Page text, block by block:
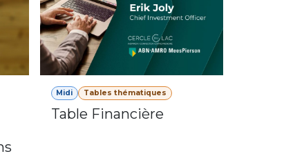
Midi Tables thématiques
Table Financière